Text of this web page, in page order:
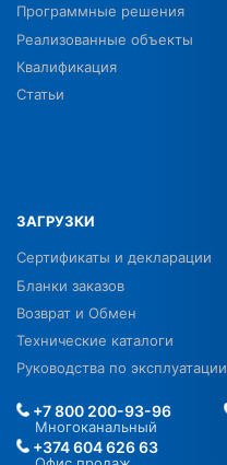
Программные решения
Реализованные объекты
Квалификация
Статьи
ЗАГРУЗКИ
Сертификаты и декларации
Бланки заказов
Возврат и Обмен
Технические каталоги
Руководства по эксплуатации
+7 800 200-93-96
Многоканальный
+374 604 626 63